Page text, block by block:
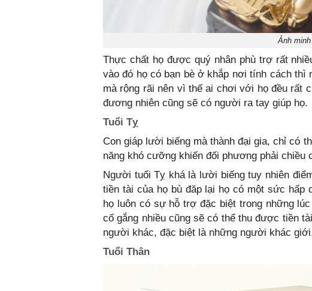
Ảnh
Thực chất họ được quý nhân phù trợ rất
vào đó họ có bạn bè ở khắp nơi tính cách
mà rộng rãi nên vì thế ai chơi với họ đều rất
đương nhiên cũng sẽ có người ra tay giúp họ.
Tuổi Tỵ
Con giáp lười biếng mà thành đại gia, chỉ có
năng khó cưỡng khiến đối phương phải chiều
Người tuổi Tỵ khá là lười biếng tuy nhiên
tiền tài của họ bù đăp lại họ có một sức hấp
họ luôn có sự hỗ trợ đặc biệt trong những
cố gắng nhiều cũng sẽ có thể thu được tiền
người khác, đặc biệt là những người khác
Tuổi Thân